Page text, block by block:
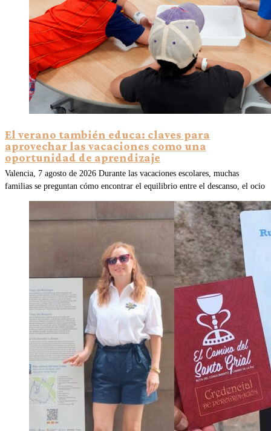
El verano también educa: claves para
aprovechar las vacaciones como una
oportunidad de aprendizaje
Valencia, 7 agosto de 2026 Durante las vacaciones escolares, muchas
familias se preguntan cómo encontrar el equilibrio entre el descanso, el ocio